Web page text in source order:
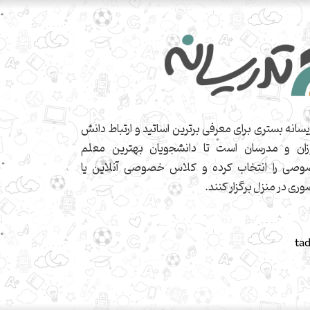
بستری برای معرفی برترین اساتید و ارتباط دانش
و مدرسان است تا دانشجویان بهترین معلم
را انتخاب کرده و کلاس خصوصی آنلاین یا
در منزل برگزار کنند.